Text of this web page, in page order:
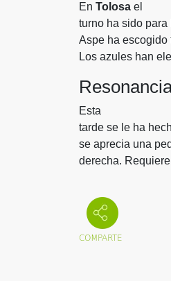
En Tolosa el
turno ha sido
Aspe ha escogido
Los azules han
Esta
tarde se le ha
se aprecia una
derecha.